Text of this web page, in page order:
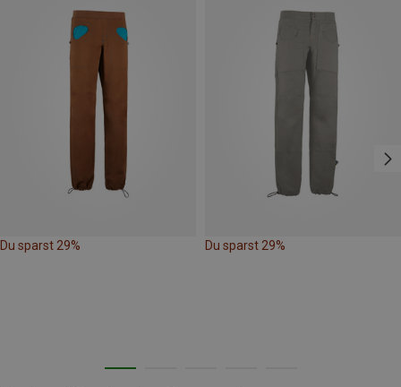
Du sparst 29% Du sparst 29%